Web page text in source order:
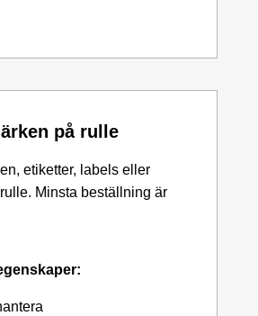
på rulle
etiketter, labels eller
Minsta beställning är